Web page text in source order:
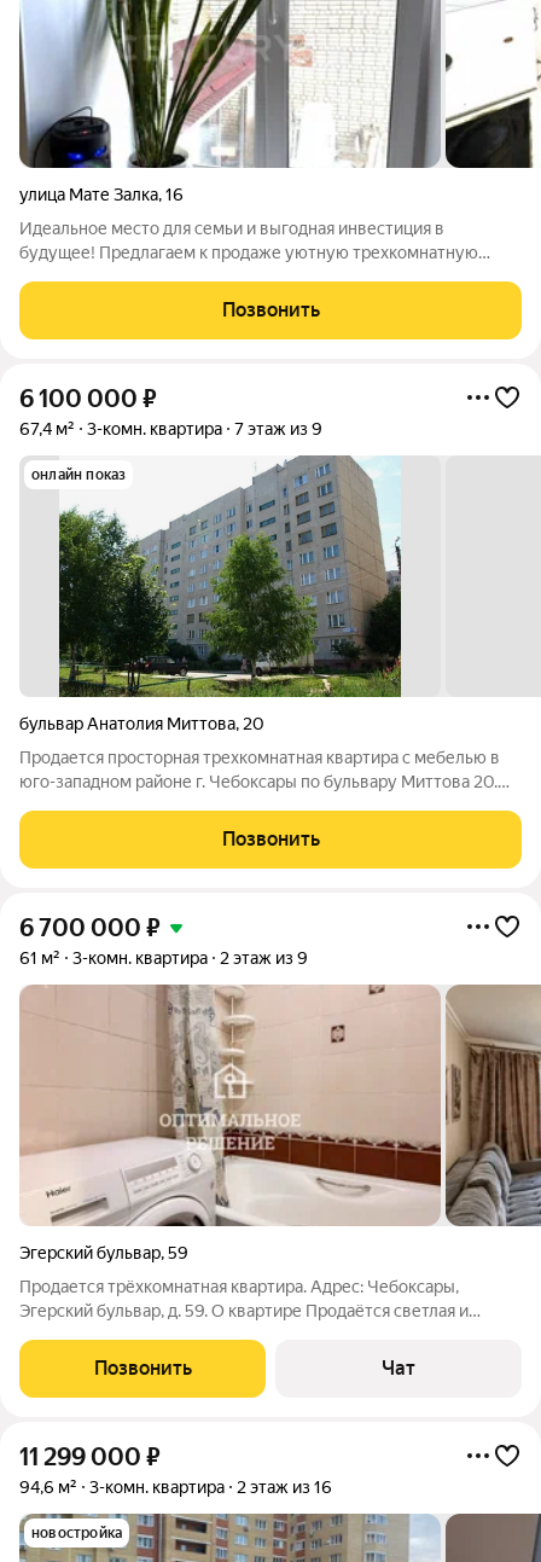
улица Мате Залка,16
Идеальное место для семьи и выгодная инвестиция в
будущее! Предлагаем к продаже уютную трехкомнатную
Западном районе. Здесь вас ждет комфорт, удобство и
прекрасная инфраструктура! Почему именно
Позвонить
6 100 000 ₽
67,4 м² 3-комн. квартира 7 этаж из 9
онлайн показ
бульвар Анатолия Миттова, 20
Продается просторная трехкомнатная квартира с мебелью в
юго-западном районе г. Чебоксары по бульвару Миттова 20.
кладовая. Все социально-значимые рядом. Один
совершеннолетний собственник.
Позвонить
6 700 000 ₽
61 м² 3-комн. квартира 2 этаж из 9
Эгерский бульвар,59
Продается трёхкомнатная квартира. Адрес: Чебоксары,
Эгерский бульвар, д. 59. О квартире Продаётся светлая и
этаже. Общая площадь 61 кв. м (без учёта лоджии), кухня 9 кв.
м, что позволяет
Позвонить Чат
11 299 000 ₽
94,6 м² 3-комн. квартира 2 этаж из 16
новостройка